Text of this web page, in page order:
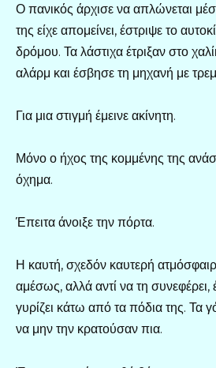
Ο πανικός άρχισε να απλώνεται
της είχε απομείνει, έστριψε το
δρόμου. Τα λάστιχα έτριξαν στο
αλάρμ και έσβησε τη μηχανή με
Για μια στιγμή έμεινε ακίνητη.
Μόνο ο ήχος της κομμένης της
όχημα.
Έπειτα άνοιξε την πόρτα.
Η καυτή, σχεδόν καυτερή
αμέσως, αλλά αντί να τη
γυρίζει κάτω από τα πόδια της. Τα
να μην την κρατούσαν πια.